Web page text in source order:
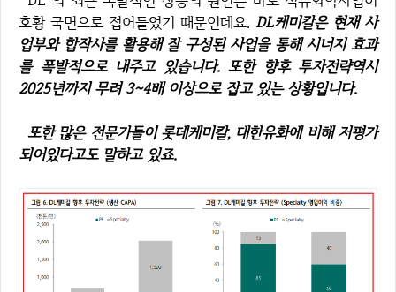
호황 국면으로 접어들었기 때문인데요. DL케미칼은 현재 사
업부와 합작사를 활용해 잘 구성된 사업을 통해 시너지 효과
를 폭발적으로 내주고 있습니다. 또한 향후 투자전략역시
2025년까지 무려 3~4배 이상으로 잡고 있는 상황입니다.
또한 많은 전문가들이 롯데케미칼, 대한유화에 비해 저평가
되어있다고도 말하고 있죠.